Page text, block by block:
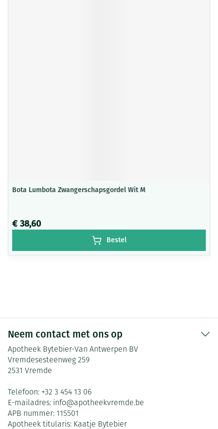
Bota Lumbota Zwangerschapsgordel Wit M
€ 38,60
Bestel
Neem contact met ons op
Apotheek Bytebier-Van Antwerpen BV
Vremdesesteenweg 259
2531 Vremde
Telefoon: +32 3 454 13 06
E-mailadres: info@apotheekvremde.be
APB nummer: 115501
Apotheek titularis: Kaatje Bytebier